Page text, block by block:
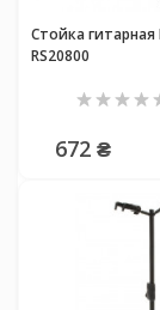
Стойка гитарная
RS20800
672 ₴